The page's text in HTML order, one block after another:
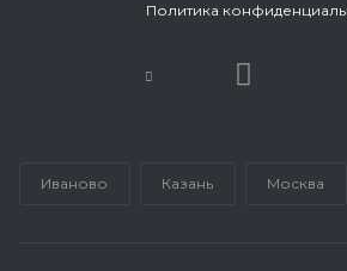
Политика
Иваново Казань Москва